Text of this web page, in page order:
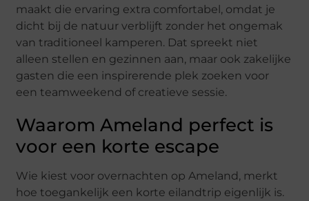
maakt die ervaring extra comfortabel, omdat je
dicht bij de natuur verblijft zonder het ongemak
van traditioneel kamperen. Dat spreekt niet
alleen stellen en gezinnen aan, maar ook zakelijke
gasten die een inspirerende plek zoeken voor
een teamweekend of creatieve sessie.
Waarom Ameland perfect is
voor een korte escape
Wie kiest voor overnachten op Ameland, merkt
hoe toegankelijk een korte eilandtrip eigenlijk is.